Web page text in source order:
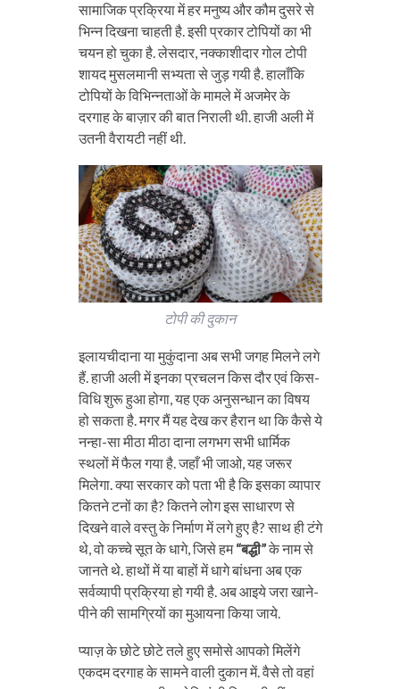
सामाजिक प्रक्रिया में हर मनुष्य और कौम दुसरे से
भिन्न दिखना चाहती है. इसी प्रकार टोपियों का भी
चयन हो चुका है. लेसदार, नक्काशीदार गोल टोपी
शायद मुसलमानी सभ्यता से जुड़ गयी है. हालाँकि
टोपियों के विभिन्नताओं के मामले में अजमेर के
दरगाह के बाज़ार की बात निराली थी. हाजी अली में
उतनी वैरायटी नहीं थी.
टोपी की दुकान
इलायचीदाना या मुकुंदाना अब सभी जगह मिलने लगे
हैं. हाजी अली में इनका प्रचलन किस दौर एवं किस-
विधि शुरू हुआ होगा, यह एक अनुसन्धान का विषय
हो सकता है. मगर मैं यह देख कर हैरान था कि कैसे ये
नन्हा-सा मीठा मीठा दाना लगभग सभी धार्मिक
स्थलों में फैल गया है. जहाँ भी जाओ, यह जरूर
मिलेगा. क्या सरकार को पता भी है कि इसका व्यापार
कितने टनों का है? कितने लोग इस साधारण से
दिखने वाले वस्तु के निर्माण में लगे हुए है? साथ ही टंगे
थे, वो कच्चे सूत के धागे, जिसे हम“बद्धी”के नाम से
जानते थे. हाथों में या बाहों में धागे बांधना अब एक
सर्वव्यापी प्रक्रिया हो गयी है. अब आइये जरा खाने-
पीने की सामग्रियों का मुआयना किया जाये.
प्याज़ के छोटे छोटे तले हुए समोसे आपको मिलेंगे
एकदम दरगाह के सामने वाली दुकान में. वैसे तो वहां